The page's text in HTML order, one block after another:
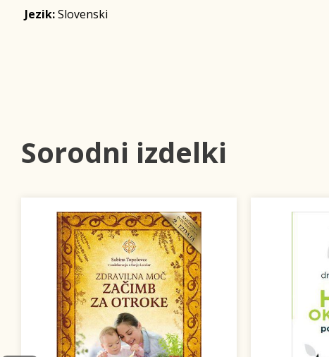
Jezik:Slovenski
Sorodni izdelki